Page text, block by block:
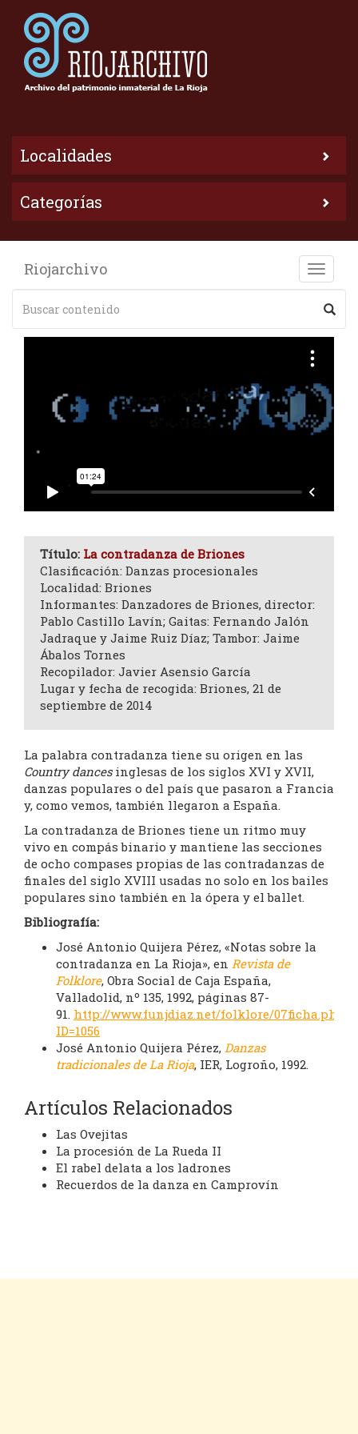
Localidades
Categorías
Toggle
Riojarchivo
Título: La contradanza de Briones
Clasificación: Danzas procesionales
Localidad: Briones
Informantes: Danzadores de Briones, director:
Pablo Castillo Lavín; Gaitas: Fernando Jalón
Jadraque y Jaime Ruiz Díaz; Tambor: Jaime
Ábalos Tornes
Recopilador: Javier Asensio García
Lugar y fecha de recogida: Briones, 21 de
septiembre de 2014
La palabra contradanza tiene su origen en las
Country dancesinglesas de los siglos XVI y XVII,
danzas populares o del país que pasaron a Francia
y, como vemos, también llegaron a España.
La contradanza de Briones tiene un ritmo muy
vivo en compás binario y mantiene las secciones
de ocho compases propias de las contradanzas de
finales del siglo XVIII usadas no solo en los bailes
populares sino también en la ópera y el ballet.
Bibliografía:
José Antonio Quijera Pérez, «Notas sobre la
contradanza en La Rioja», en Revista de
Folklore, Obra Social de Caja España,
Valladolid, nº 135, 1992, páginas 87-
91. http://www.funjdiaz.net/folklore/07ficha.php?
ID=1056
José Antonio Quijera Pérez, Danzas
tradicionales de La Rioja, IER, Logroño, 1992.
Artículos Relacionados
Las Ovejitas
La procesión de La Rueda II
El rabel delata a los ladrones
Recuerdos de la danza en Camprovín